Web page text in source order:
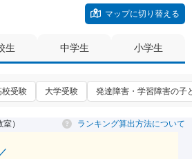
マップに切り替える
生 中学生 小学生
校受験 大学受験 発達障害・学習障害の子
） ランキング算出方法について